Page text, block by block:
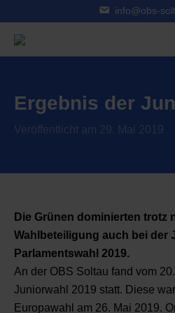
info@obs-
Ergebnis der
Veröffentlicht am 29. Mai 2019
Die Grünen dominierten trotz
Wahlbeteiligung auch bei der
Parlamentswahl 2019.
An der OBS Soltau fand vom
Juniorwahl 2019 statt. Diese
Europawahl am 26. Mai 2019.